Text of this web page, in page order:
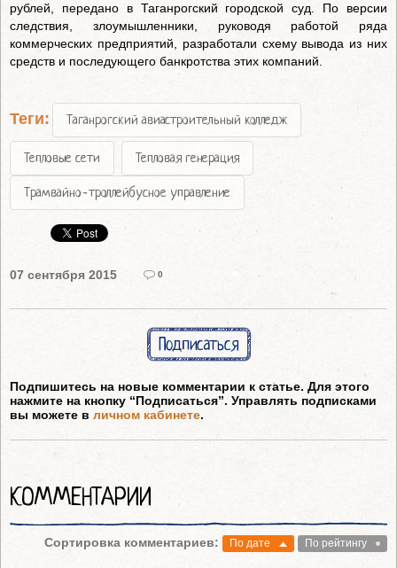
рублей, передано в Таганрогский городской суд. По версии
следствия, злоумышленники, руководя работой ряда
коммерческих предприятий, разработали схему вывода из них
средств и последующего банкротства этих компаний.
Теги: Таганрогский авиастроительный колледж
Тепловые сети
Тепловая генерация
Трамвайно-троллейбусное управление
07 сентября 2015 0
Подписаться
Подпишитесь на новые комментарии к статье. Для этого
нажмите на кнопку “Подписаться”. Управлять подписками
вы можете в личном кабинете.
КОММЕНТАРИИ
Сортировка комментариев: По дате По рейтингу